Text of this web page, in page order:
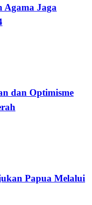
Agama Jaga
dan Optimisme
Papua Melalui